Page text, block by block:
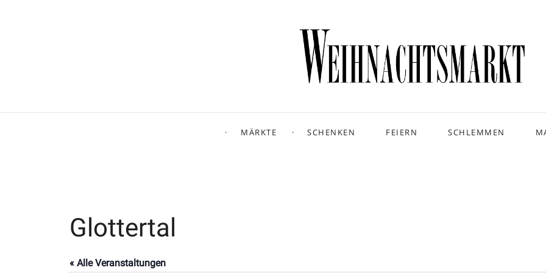
MÄRKTE SCHENKEN FEIERN SCHLEMMEN
Glottertal
« Alle Veranstaltungen